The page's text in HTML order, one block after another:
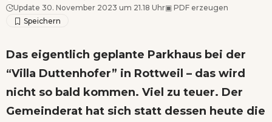
Update 30. November 2023 um 21.18 Uhr▣ PDF erzeugen
Das eigentlich geplante Parkhaus bei der
“Villa Duttenhofer” in Rottweil – das wird
nicht so bald kommen. Viel zu teuer. Der
Gemeinderat hat sich statt dessen heute die